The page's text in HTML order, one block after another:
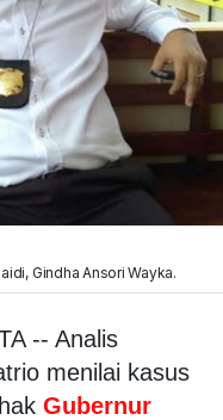
Gindha Ansori Wayka.
-- Analis
menilai kasus
Gubernur